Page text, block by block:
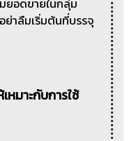
ย่าลืมเริ่มต้นที่บรรจุ
หมาะกับการใช้